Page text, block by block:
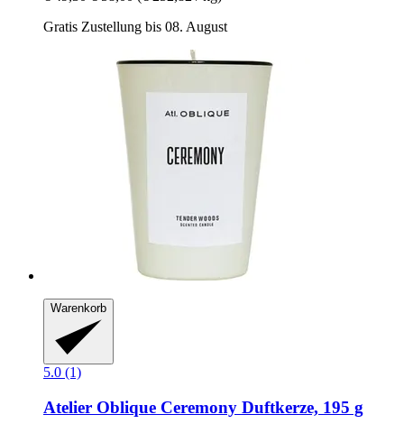
Gratis Zustellung bis 08. August
Warenkorb
5.0 (1)
Atelier Oblique Ceremony Duftkerze, 195 g